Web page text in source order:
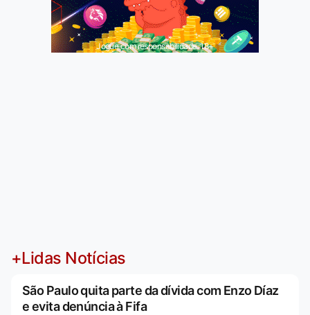
Jogue com responsabilidade. 18+
+Lidas Notícias
São Paulo quita parte da dívida com Enzo Díaz
e evita denúncia à Fifa